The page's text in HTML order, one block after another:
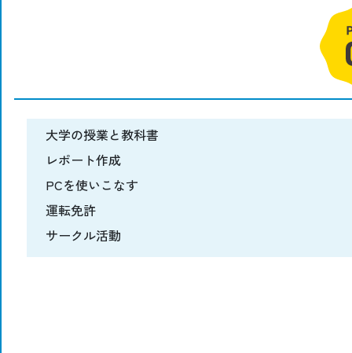
大学の授業と教科書
レポート作成
PCを使いこなす
運転免許
サークル活動